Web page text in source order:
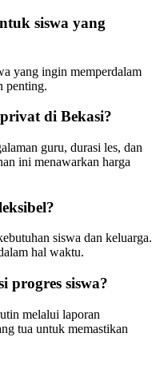
siswa yang
yang ingin memperdalam
penting.
di Bekasi?
guru, durasi les, dan
ini menawarkan harga
siswa dan keluarga.
hal waktu.
progres siswa?
melalui laporan
tua untuk memastikan